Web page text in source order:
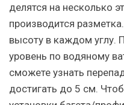
делятся на несколько
производится
высоту в каждом углу.
уровень по водяному
сможете узнать
достигать до 5 см.